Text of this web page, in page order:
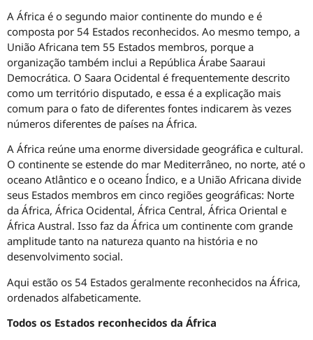
A África é o segundo maior continente do mundo e é
composta por 54 Estados reconhecidos. Ao mesmo tempo, a
União Africana tem 55 Estados membros, porque a
organização também inclui a República Árabe Saaraui
Democrática. O Saara Ocidental é frequentemente descrito
como um território disputado, e essa é a explicação mais
comum para o fato de diferentes fontes indicarem às vezes
números diferentes de países na África.
A África reúne uma enorme diversidade geográfica e cultural.
O continente se estende do mar Mediterrâneo, no norte, até o
oceano Atlântico e o oceano Índico, e a União Africana divide
seus Estados membros em cinco regiões geográficas: Norte
da África, África Ocidental, África Central, África Oriental e
África Austral. Isso faz da África um continente com grande
amplitude tanto na natureza quanto na história e no
desenvolvimento social.
Aqui estão os 54 Estados geralmente reconhecidos na África,
ordenados alfabeticamente.
Todos os Estados reconhecidos da África